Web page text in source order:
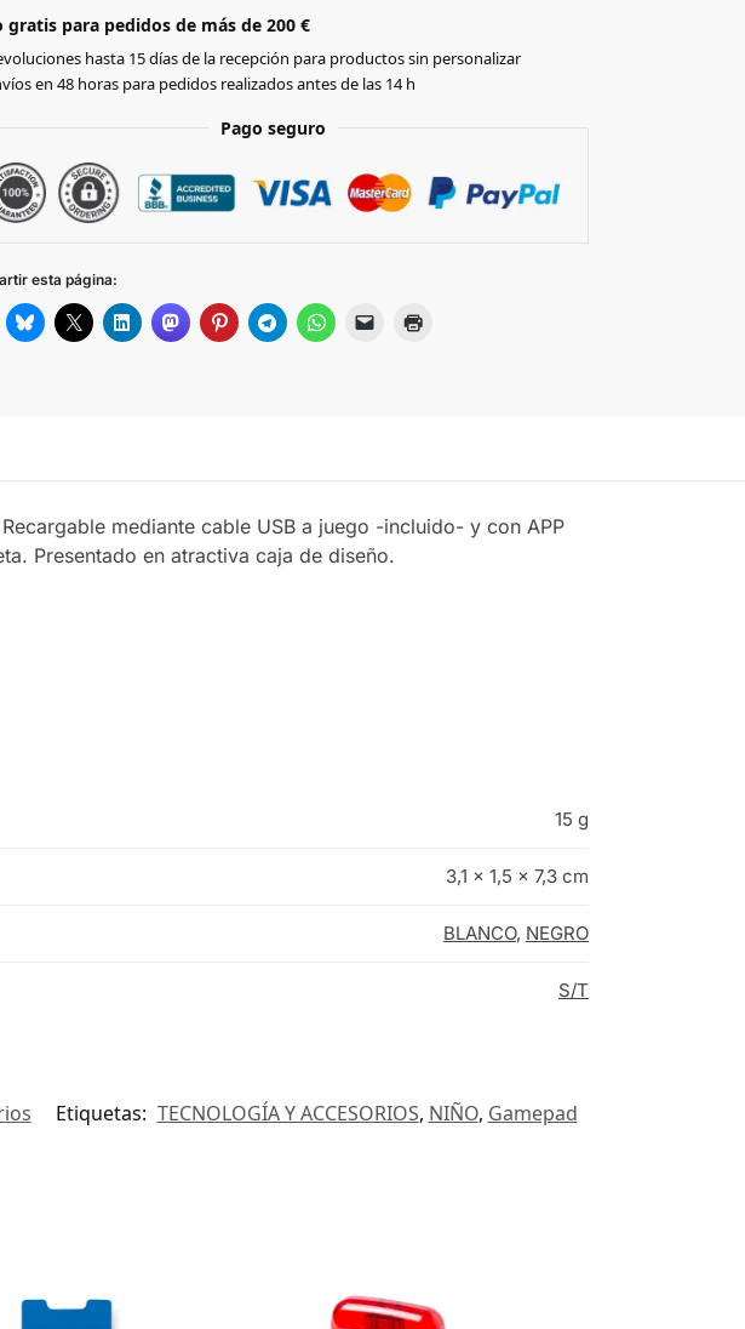
gratis para pedidos de más de 200 €
hasta 15 días de la recepción para productos sin personalizar
en 48 horas para pedidos realizados antes de las 14 h
Pago seguro
esta página:
mediante cable USB a juego -incluido- y con APP
Presentado en atractiva caja de diseño.
15 g
3,1 × 1,5 × 7,3 cm
BLANCO, NEGRO
S/T
Etiquetas: TECNOLOGÍA Y ACCESORIOS, NIÑO, Gamepad